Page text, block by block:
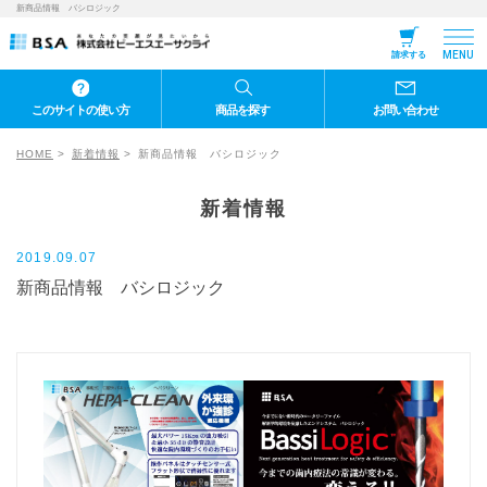
新商品情報 バシロジック
請求する MENU
このサイトの使い方 商品を探す お問い合わせ
HOME 新着情報 新商品情報 バシロジック
新着情報
2019.09.07
新商品情報 バシロジック